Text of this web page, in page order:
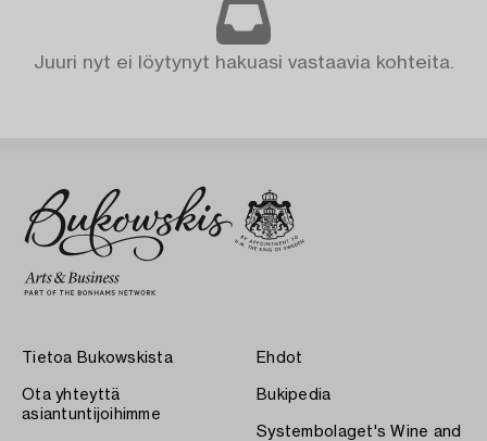
Juuri nyt ei löytynyt hakuasi vastaavia kohteita.
Tietoa Bukowskista
Ota yhteyttä
asiantuntijoihimme
Ehdot
Bukipedia
Systembolaget's Wine and